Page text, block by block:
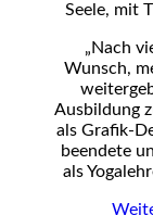
Seele, mit
„Nach
Wunsch,
Ausbildung
als Grafik-
beendete
als